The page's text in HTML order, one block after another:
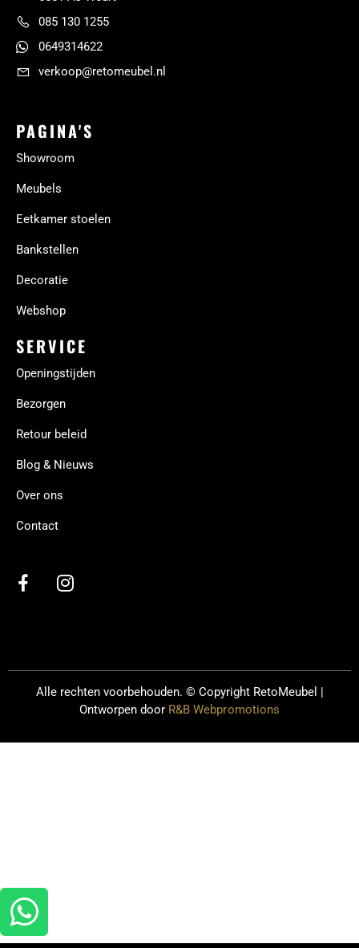
085 130 1255
0649314622
verkoop@retomeubel.nl
PAGINA'S
Showroom
Meubels
Eetkamer stoelen
Bankstellen
Decoratie
Webshop
SERVICE
Openingstijden
Bezorgen
Retour beleid
Blog & Nieuws
Over ons
Contact
Alle rechten voorbehouden. © Copyright RetoMeubel |
Ontworpen door R&B Webpromotions